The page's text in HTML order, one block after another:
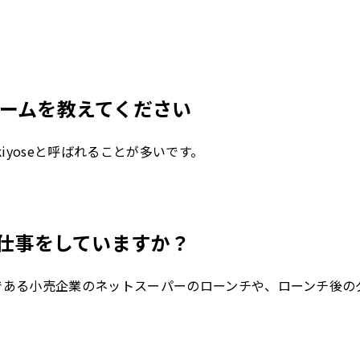
ムを教えてください
と呼ばれることが多いです。
事をしていますか？
る小売企業のネットスーパーのローンチや、ローンチ後